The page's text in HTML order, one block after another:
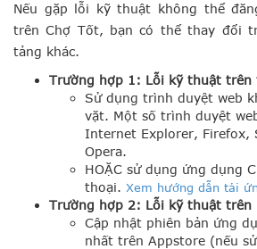
Nếu gặp lỗi kỹ thuật không thể
trên Chợ Tốt, bạn có thể thay đổi
tảng khác.
Trường hợp 1: Lỗi kỹ thuật trên
Sử dụng trình duyệt web
vặt. Một số trình duyệt
Internet Explorer, Firefox,
Opera.
HOẶC sử dụng ứng dụng
thoại. Xem hướng dẫn tải
Trường hợp 2: Lỗi kỹ thuật trên
Cập nhật phiên bản ứng
nhất trên Appstore (nếu